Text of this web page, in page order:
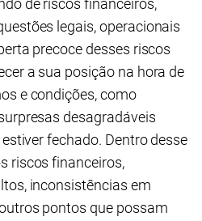
de riscos financeiros,
legais, operacionais
precoce desses riscos
a sua posição na hora de
e condições, como
desagradáveis
fechado. Dentro desse
riscos financeiros,
inconsistências em
pontos que possam